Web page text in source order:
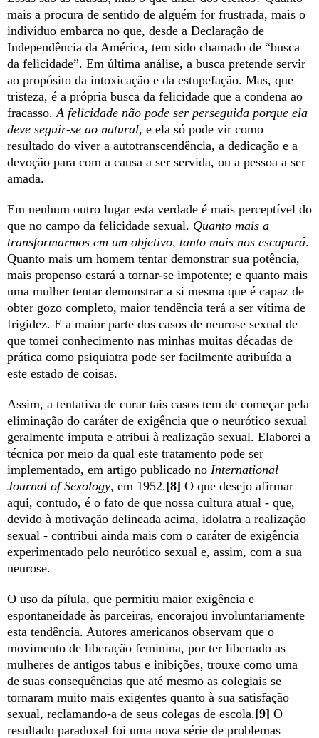
mais a procura de sentido de alguém for frustrada, mais o
indivíduo embarca no que, desde a Declaração de
Independência da América, tem sido chamado de “busca
da felicidade”. Em última análise, a busca pretende servir
ao propósito da intoxicação e da estupefação. Mas, que
tristeza, é a própria busca da felicidade que a condena ao
fracasso. A felicidade não pode ser perseguida porque ela
deve seguir-se ao natural, e ela só pode vir como
resultado do viver a autotranscendência, a dedicação e a
devoção para com a causa a ser servida, ou a pessoa a ser
amada.
Em nenhum outro lugar esta verdade é mais perceptível do
que no campo da felicidade sexual. Quanto mais a
transformarmos em um objetivo, tanto mais nos escapará.
Quanto mais um homem tentar demonstrar sua potência,
mais propenso estará a tornar-se impotente; e quanto mais
uma mulher tentar demonstrar a si mesma que é capaz de
obter gozo completo, maior tendência terá a ser vítima de
frigidez. E a maior parte dos casos de neurose sexual de
que tomei conhecimento nas minhas muitas décadas de
prática como psiquiatra pode ser facilmente atribuída a
este estado de coisas.
Assim, a tentativa de curar tais casos tem de começar pela
eliminação do caráter de exigência que o neurótico sexual
geralmente imputa e atribui à realização sexual. Elaborei a
técnica por meio da qual este tratamento pode ser
implementado, em artigo publicado no International
Journal of Sexology, em 1952.[8] O que desejo afirmar
aqui, contudo, é o fato de que nossa cultura atual - que,
devido à motivação delineada acima, idolatra a realização
sexual - contribui ainda mais com o caráter de exigência
experimentado pelo neurótico sexual e, assim, com a sua
neurose.
O uso da pílula, que permitiu maior exigência e
espontaneidade às parceiras, encorajou involuntariamente
esta tendência. Autores americanos observam que o
movimento de liberação feminina, por ter libertado as
mulheres de antigos tabus e inibições, trouxe como uma
de suas consequências que até mesmo as colegiais se
tornaram muito mais exigentes quanto à sua satisfação
sexual, reclamando-a de seus colegas de escola.[9] O
resultado paradoxal foi uma nova série de problemas